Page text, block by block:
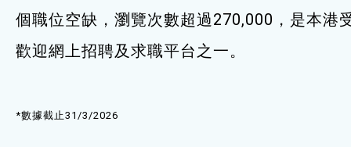
個職位空缺，瀏覽次數超過270,000，是本港
歡迎網上招聘及求職平台之一。
*數據截止31/3/2026